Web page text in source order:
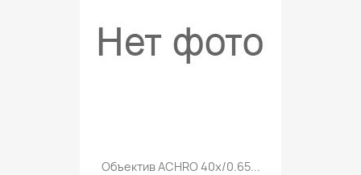
Объектив ACHRO 40x/0.65...